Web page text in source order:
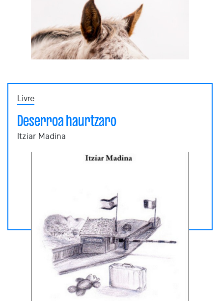
Livre
Deserroa haurtzaro
Itziar Madina